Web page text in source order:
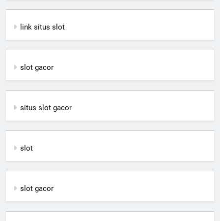
link situs slot
slot gacor
situs slot gacor
slot
slot gacor